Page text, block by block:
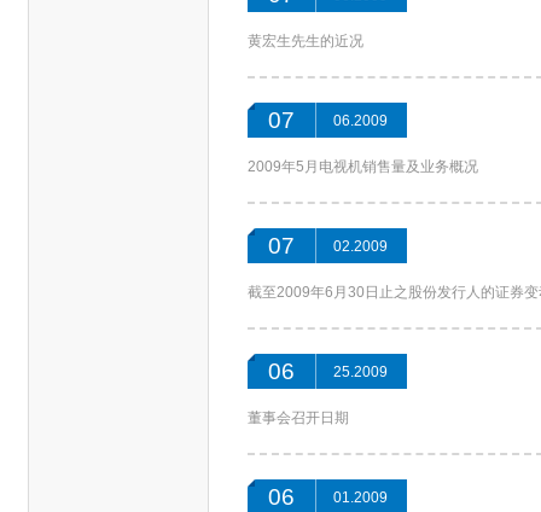
黄宏生先生的近况
07 06.2009
2009年5月电视机销售量及业务概况
07 02.2009
截至2009年6月30日止之股份发行人的证券
06 25.2009
董事会召开日期
06 01.2009